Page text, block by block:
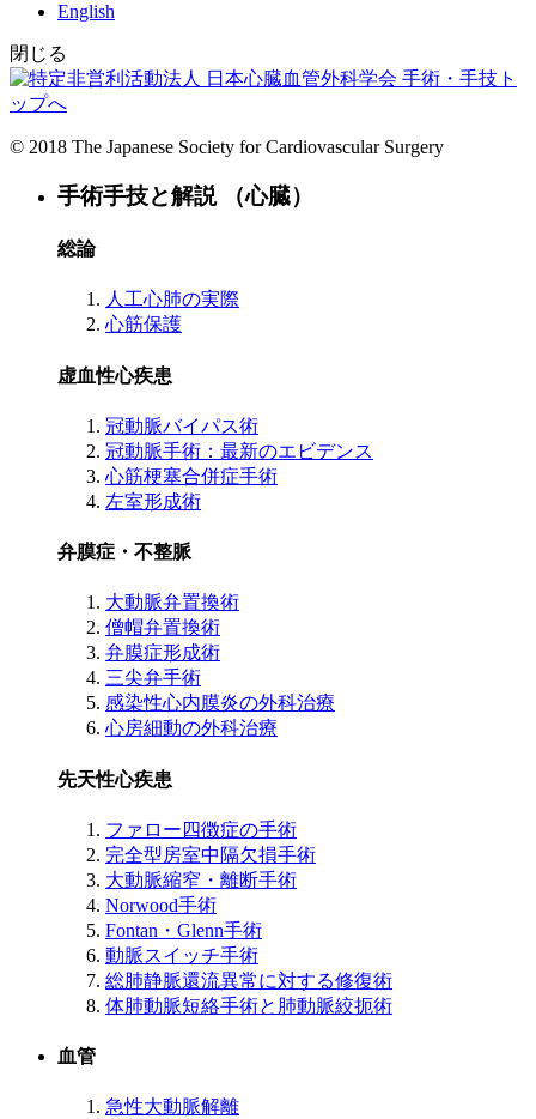
English
閉じる
手術・手技ト
ップへ
© 2018 The Japanese Society for Cardiovascular Surgery
手術手技と解説 （心臓）
総論
人工心肺の実際
心筋保護
虚血性心疾患
冠動脈バイパス術
冠動脈手術：最新のエビデンス
心筋梗塞合併症手術
左室形成術
弁膜症・不整脈
大動脈弁置換術
僧帽弁置換術
弁膜症形成術
三尖弁手術
感染性心内膜炎の外科治療
心房細動の外科治療
先天性心疾患
ファロー四徴症の手術
完全型房室中隔欠損手術
大動脈縮窄・離断手術
Norwood手術
Fontan・Glenn手術
動脈スイッチ手術
総肺静脈還流異常に対する修復術
体肺動脈短絡手術と肺動脈絞扼術
血管
急性大動脈解離